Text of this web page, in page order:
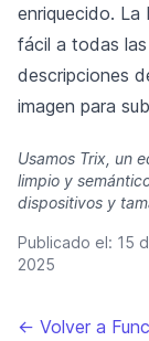
enriquecido. La
fácil a todas
descripciones
imagen para
Usamos Trix, un
limpio y
dispositivos y
Publicado el: 15
2025
← Volver a